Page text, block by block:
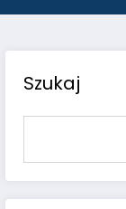
Szukaj